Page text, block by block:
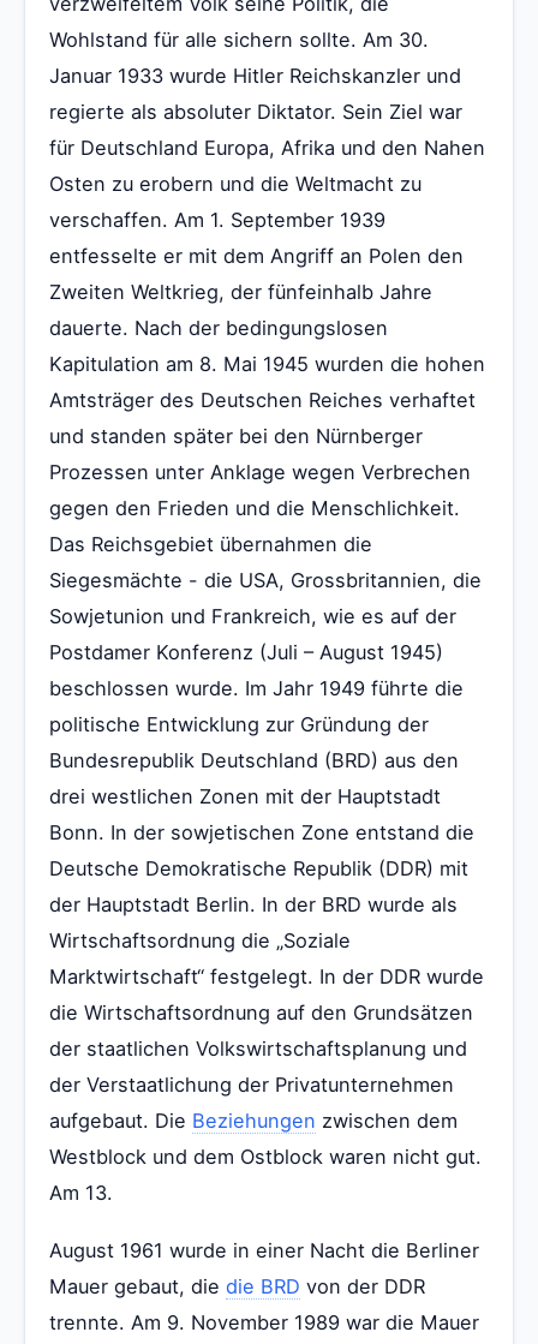
Wohlstand für alle sichern sollte. Am 30.
Januar 1933 wurde Hitler Reichskanzler und
regierte als absoluter Diktator. Sein Ziel war
für Deutschland Europa, Afrika und den Nahen
Osten zu erobern und die Weltmacht zu
verschaffen. Am 1. September 1939
entfesselte er mit dem Angriff an Polen den
Zweiten Weltkrieg, der fünfeinhalb Jahre
dauerte. Nach der bedingungslosen
Kapitulation am 8. Mai 1945 wurden die hohen
Amtsträger des Deutschen Reiches verhaftet
und standen später bei den Nürnberger
Prozessen unter Anklage wegen Verbrechen
gegen den Frieden und die Menschlichkeit.
Das Reichsgebiet übernahmen die
Siegesmächte - die USA, Grossbritannien, die
Sowjetunion und Frankreich, wie es auf der
Postdamer Konferenz (Juli – August 1945)
beschlossen wurde. Im Jahr 1949 führte die
politische Entwicklung zur Gründung der
Bundesrepublik Deutschland (BRD) aus den
drei westlichen Zonen mit der Hauptstadt
Bonn. In der sowjetischen Zone entstand die
Deutsche Demokratische Republik (DDR) mit
der Hauptstadt Berlin. In der BRD wurde als
Wirtschaftsordnung die „Soziale
Marktwirtschaft“ festgelegt. In der DDR wurde
die Wirtschaftsordnung auf den Grundsätzen
der staatlichen Volkswirtschaftsplanung und
der Verstaatlichung der Privatunternehmen
aufgebaut. Die Beziehungen zwischen dem
Westblock und dem Ostblock waren nicht gut.
Am 13.
August 1961 wurde in einer Nacht die Berliner
Mauer gebaut, die die BRD von der DDR
trennte. Am 9. November 1989 war die Mauer